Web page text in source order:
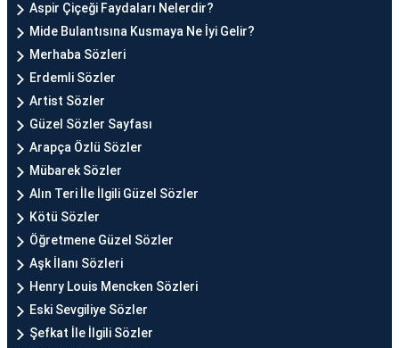
Aspir Çiçeği Faydaları Nelerdir?
Mide Bulantısına Kusmaya Ne İyi Gelir?
Merhaba Sözleri
Erdemli Sözler
Artist Sözler
Güzel Sözler Sayfası
Arapça Özlü Sözler
Mübarek Sözler
Alın Teri İle İlgili Güzel Sözler
Kötü Sözler
Öğretmene Güzel Sözler
Aşk İlanı Sözleri
Henry Louis Mencken Sözleri
Eski Sevgiliye Sözler
Şefkat İle İlgili Sözler